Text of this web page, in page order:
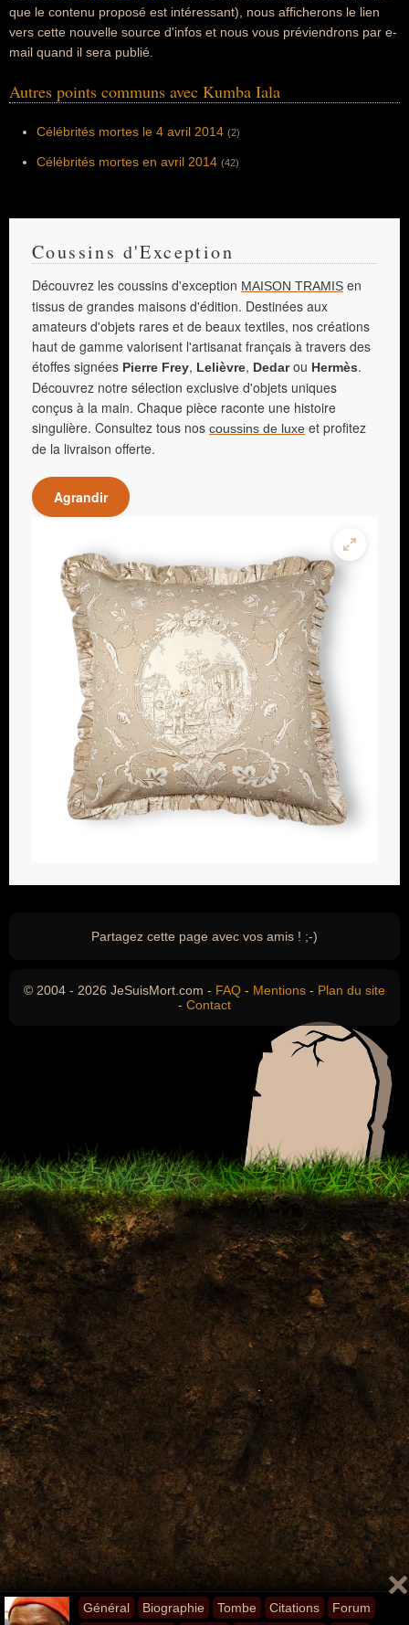
Général Biographie Tombe Citations Forum
que le contenu proposé est intéressant), nous afficherons le lien
vers cette nouvelle source d'infos et nous vous préviendrons par e-
mail quand il sera publié.
Autres points communs avec Kumba Iala
Célébrités mortes le 4 avril 2014 (2)
Célébrités mortes en avril 2014 (42)
Coussins d'Exception
Découvrez les coussins d'exception MAISON TRAMIS en
tissus de grandes maisons d'édition. Destinées aux
amateurs d'objets rares et de beaux textiles, nos créations
haut de gamme valorisent l'artisanat français à travers des
étoffes signées Pierre Frey, Lelièvre, Dedarou Hermès.
Découvrez notre sélection exclusive d'objets uniques
conçus à la main. Chaque pièce raconte une histoire
singulière. Consultez tous nos coussins de luxe et profitez
de la livraison offerte.
Agrandir
Partagez cette page avec vos amis ! ;-)
© 2004 - 2026 JeSuisMort.com - FAQ - Mentions - Plan du site
- Contact